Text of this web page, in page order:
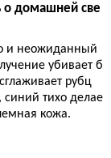
о домашней све
и неожиданный
убивает б
рубц
синий тихо делае
кожа.